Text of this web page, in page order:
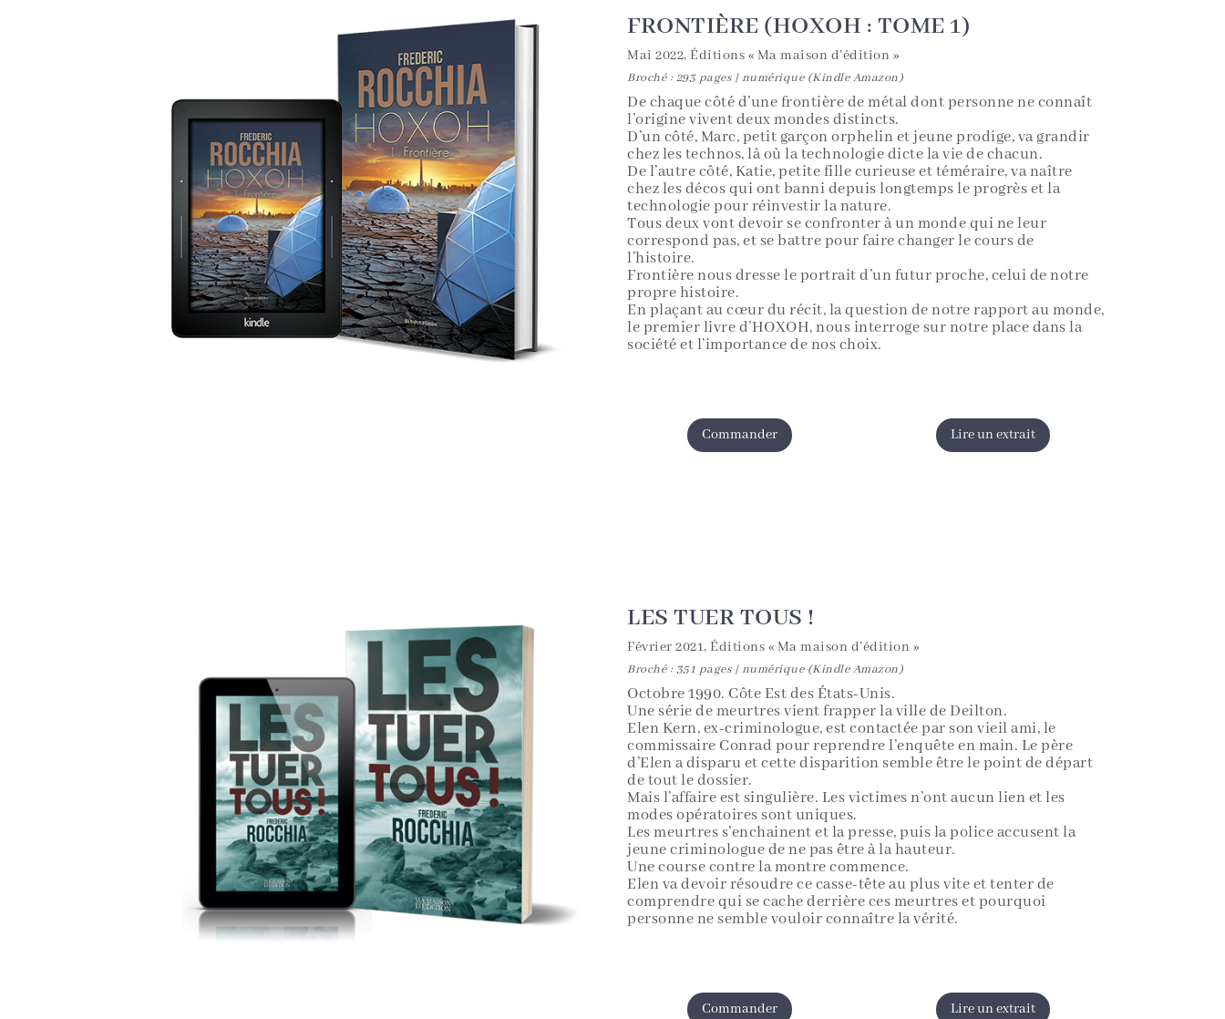
FRONTIÈRE (HOXOH : TOME 1)
Mai 2022, Éditions « Ma maison d’édition »
Broché : 293 pages | numérique (Kindle Amazon)
De chaque côté d’une frontière de métal dont personne ne connaît
l’origine vivent deux mondes distincts.
D’un côté, Marc, petit garçon orphelin et jeune prodige, va grandir
chez les technos, là où la technologie dicte la vie de chacun.
De l’autre côté, Katie, petite fille curieuse et téméraire, va naître
chez les décos qui ont banni depuis longtemps le progrès et la
technologie pour réinvestir la nature.
Tous deux vont devoir se confronter à un monde qui ne leur
correspond pas, et se battre pour faire changer le cours de
l’histoire.
Frontière nous dresse le portrait d’un futur proche, celui de notre
propre histoire.
En plaçant au cœur du récit, la question de notre rapport au monde,
le premier livre d’HOXOH, nous interroge sur notre place dans la
société et l’importance de nos choix.
Commander Lire un extrait
LES TUER TOUS !
Février 2021, Éditions « Ma maison d’édition »
Broché : 351 pages | numérique (Kindle Amazon)
Octobre 1990. Côte Est des États-Unis.
Une série de meurtres vient frapper la ville de Deilton.
Elen Kern, ex-criminologue, est contactée par son vieil ami, le
commissaire Conrad pour reprendre l’enquête en main. Le père
d’Elen a disparu et cette disparition semble être le point de départ
de tout le dossier.
Mais l’affaire est singulière. Les victimes n’ont aucun lien et les
modes opératoires sont uniques.
Les meurtres s’enchainent et la presse, puis la police accusent la
jeune criminologue de ne pas être à la hauteur.
Une course contre la montre commence.
Elen va devoir résoudre ce casse-tête au plus vite et tenter de
comprendre qui se cache derrière ces meurtres et pourquoi
personne ne semble vouloir connaître la vérité.
Commander Lire un extrait